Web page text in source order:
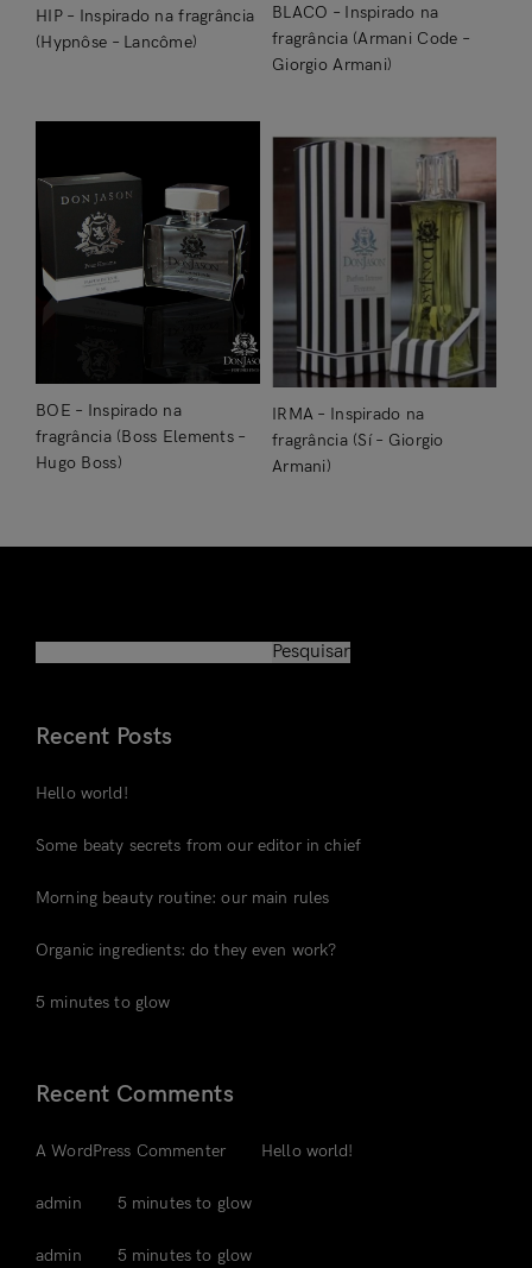
Entrar
Perdeu a Senha?
Relembrar
Não tem uma conta?
HIP – Inspirado na fragrância
(Hypnôse – Lancôme)
BLACO – Inspirado na
fragrância (Armani Code –
Giorgio Armani)
BOE – Inspirado na
fragrância (Boss Elements –
Hugo Boss)
IRMA – Inspirado na
fragrância (Sí – Giorgio
Armani)
Pesquisar
Recent Posts
Hello world!
Some beaty secrets from our editor in chief
Morning beauty routine: our main rules
Organic ingredients: do they even work?
5 minutes to glow
Recent Comments
A WordPress Commenterem Hello world!
admin 5 minutes to glow
admin 5 minutes to glow